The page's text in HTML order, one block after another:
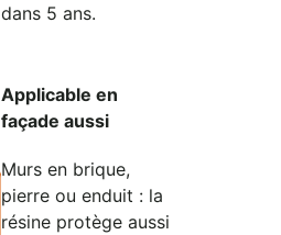
dans 5 ans.
Applicable en
façade aussi
Murs en brique,
pierre ou enduit : la
résine protège aussi